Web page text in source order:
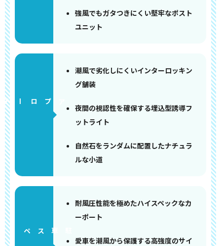
強風でもガタつきにくい堅牢なポスト
ユニット
アプローチ
潮風で劣化しにくいインターロッキン
グ舗装
夜間の視認性を確保する埋込型誘導フ
ットライト
自然石をランダムに配置したナチュラ
ルな小道
耐風圧性能を極めたハイスペックなカ
ーポート
愛車を潮風から保護する高強度のサイ